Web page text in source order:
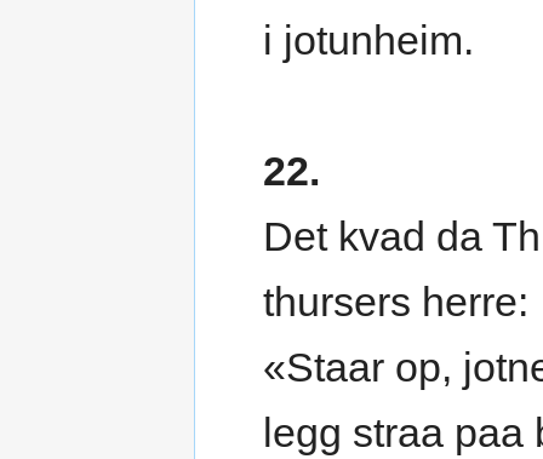
i jotunheim.
22.
Det kvad da
thursers herre:
«Staar op,
legg straa paa